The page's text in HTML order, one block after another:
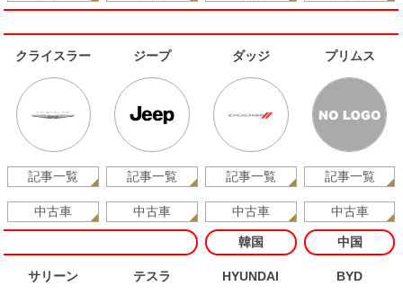
クライスラー
記事一覧
中古車
ジープ
記事一覧
中古車
ダッジ
記事一覧
中古車
プリムス
記事一覧
中古車
サリーン テスラ
韓国
HYUNDAI
中国
BYD